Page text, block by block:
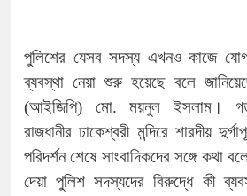
পুলিশের যেসব সদস্য এখনও কাজে যোগ
ব্যবস্থা নেয়া শুরু হয়েছে বলে
(আইজিপি) মো. ময়নুল ইসলাম।
রাজধানীর ঢাকেশ্বরী মন্দিরে শারদীয়
পরিদর্শন শেষে সাংবাদিকদের সঙ্গে কথা
দেয়া পুলিশ সদস্যদের বিরুদ্ধে কী